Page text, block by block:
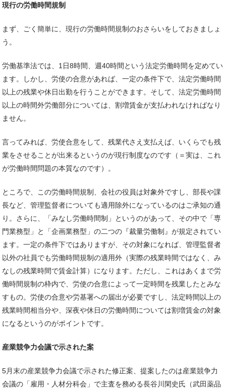
現行の労働時間規制
まず、ごく簡単に、現行の労働時間規制のおさらいをしておきましょ
う。
労働基準法では、1日8時間、週40時間という法定労働時間を定めてい
ます。しかし、労使の合意があれば、一定の条件下で、法定労働時間
以上の残業や休日出勤を行うことができます。そして、法定労働時間
以上の時間外労働部分については、割増賃金が支払われなければなり
ません。
言ってみれば、労使合意をして、残業代さえ支払えば、いくらでも残
業をさせることが出来るというのが現行制度なのです（＝実は、これ
が労働時間問題の本質なのです）。
ところで、この労働時間規制、会社の役員は対象外ですし、部長や課
長など、管理監督者についても適用除外になっているのはご承知の通
り。さらに、「みなし労働時間制」というのがあって、その中で「専
門業務型」と「企画業務型」の二つの『裁量労働制』が規定されてい
ます。一定の条件下ではありますが、その対象になれば、管理監督者
以外の社員でも労働時間規制の適用外（実際の残業時間ではなく、み
なしの残業時間で賃金計算）になります。ただし、これはあくまで労
働時間規制の枠内で、労使の合意によって一定時間を残業したとみな
すもの。労使の合意や労基署への届出が必要ですし、法定時間以上の
残業時間相当分や、深夜や休日の労働時間については割増賃金の対象
になるというのがポイントです。
産業競争力会議で示された案
5月末の産業競争力会議で示された修正案、提案したのは産業競争力
会議の「雇用・人材分科会」で主査を務める長谷川閑史氏（武田薬品